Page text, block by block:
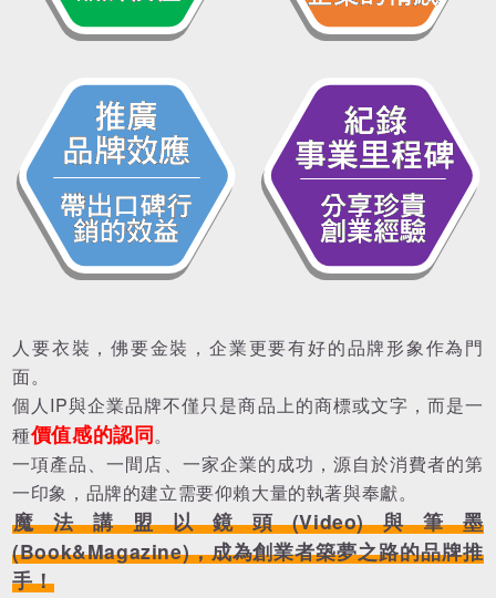
人要衣裝，佛要金裝，企業更要有好的品牌形象作為門
面。
個人IP與企業品牌不僅只是商品上的商標或文字，而是一
種價值感的認同。
一項產品、一間店、一家企業的成功，源自於消費者的第
一印象，品牌的建立需要仰賴大量的執著與奉獻。
魔法講盟以鏡頭(Video)與筆墨
(Book&Magazine)，成為創業者築夢之路的品牌推
手！